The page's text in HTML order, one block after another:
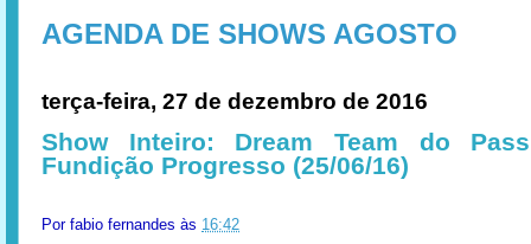
AGENDA DE SHOWS AGOSTO
terça-feira, 27 de dezembro de 2016
Show Inteiro: Dream Team do
Fundição Progresso (25/06/16)
Por fabio fernandes às 16:42